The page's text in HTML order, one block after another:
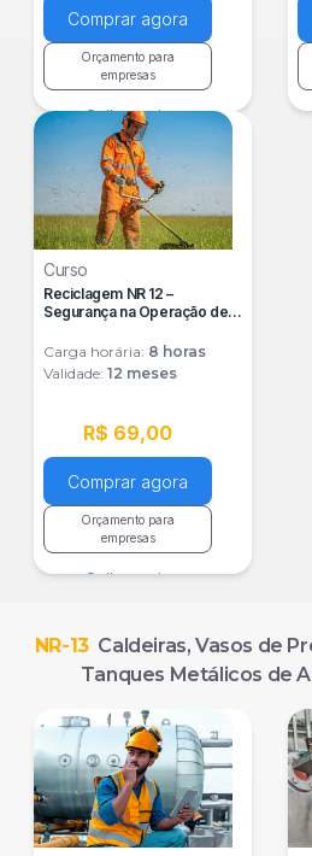
Comprar agora
Orçamento para
empresas
Saiba mais
Curso
Reciclagem NR 12 –
Segurança na Operação de
Carga horária: 8 horas
Validade: 12 meses
R$ 69,00
Comprar agora
Orçamento para
empresas
Saiba mais
NR-13 Caldeiras, Vasos de
Tanques Metálicos de